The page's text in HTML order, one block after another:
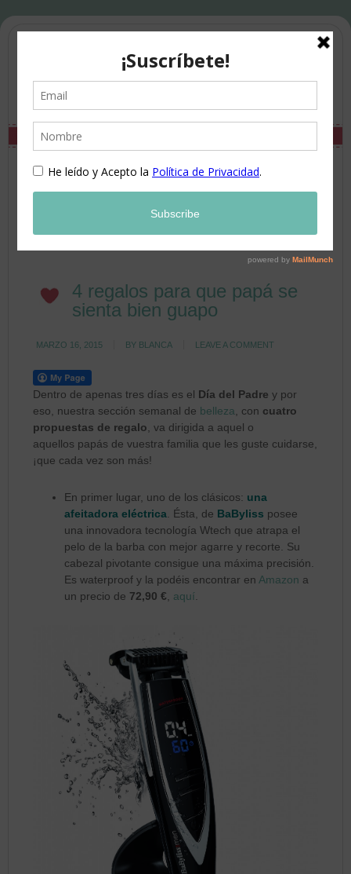
4 regalos para que papá se
sienta bien guapo
MARZO 16, 2015 BY BLANCA LEAVE A COMMENT
Dentro de apenas tres días es el Día del Padre y por
eso, nuestra sección semanal de belleza , con cuatro
propuestas de regalo , va dirigida a aquel o
aquellos papás de vuestra familia que les guste cuidarse,
¡que cada vez son más!
En primer lugar, uno de los clásicos: una
afeitadora eléctrica . Ésta, de BaByliss posee
una innovadora tecnología Wtech que atrapa el
pelo de la barba con mejor agarre y recorte. Su
cabezal pivotante consigue una máxima precisión.
Es waterproof y la podéis encontrar en Amazon a
un precio de 72,90 € aquí